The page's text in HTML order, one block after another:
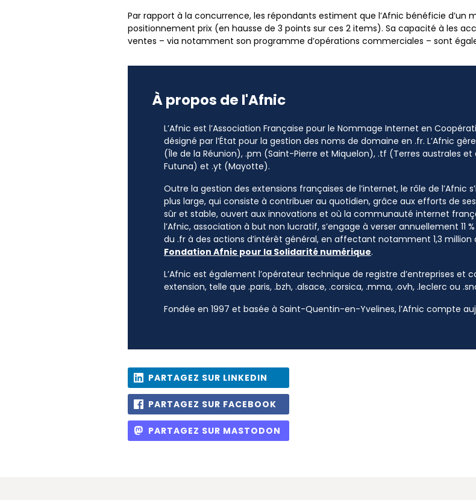
Par rapport à la concurrence, les répondants estiment que l’Afnic bénéficie d’un
positionnement prix (en hausse de 3 points sur ces 2 items). Sa capacité à les
ventes – via notamment son programme d’opérations commerciales – sont
À propos de l'Afnic
L’Afnic est l’Association Française pour le Nommage Internet en
désigné par l’État pour la gestion des noms de domaine en .fr. L’Afnic
(Île de la Réunion), .pm (Saint-Pierre et Miquelon), .tf (Terres australes
Futuna) et .yt (Mayotte).
Outre la gestion des extensions françaises de l’internet, le rôle de l’Afnic
plus large, qui consiste à contribuer au quotidien, grâce aux efforts de
sûr et stable, ouvert aux innovations et où la communauté internet
l’Afnic, association à but non lucratif, s’engage à verser annuellement 11
du .fr à des actions d’intérêt général, en affectant notamment 1,3 million
Fondation Afnic pour la Solidarité numérique.
L’Afnic est également l’opérateur technique de registre d’entreprises et
extension, telle que .paris, .bzh, .alsace, .corsica, .mma, .ovh, .leclerc ou
Fondée en 1997 et basée à Saint-Quentin-en-Yvelines, l’Afnic compte
PARTAGEZ SUR LINKEDIN
PARTAGEZ SUR FACEBOOK
PARTAGEZ SUR MASTODON